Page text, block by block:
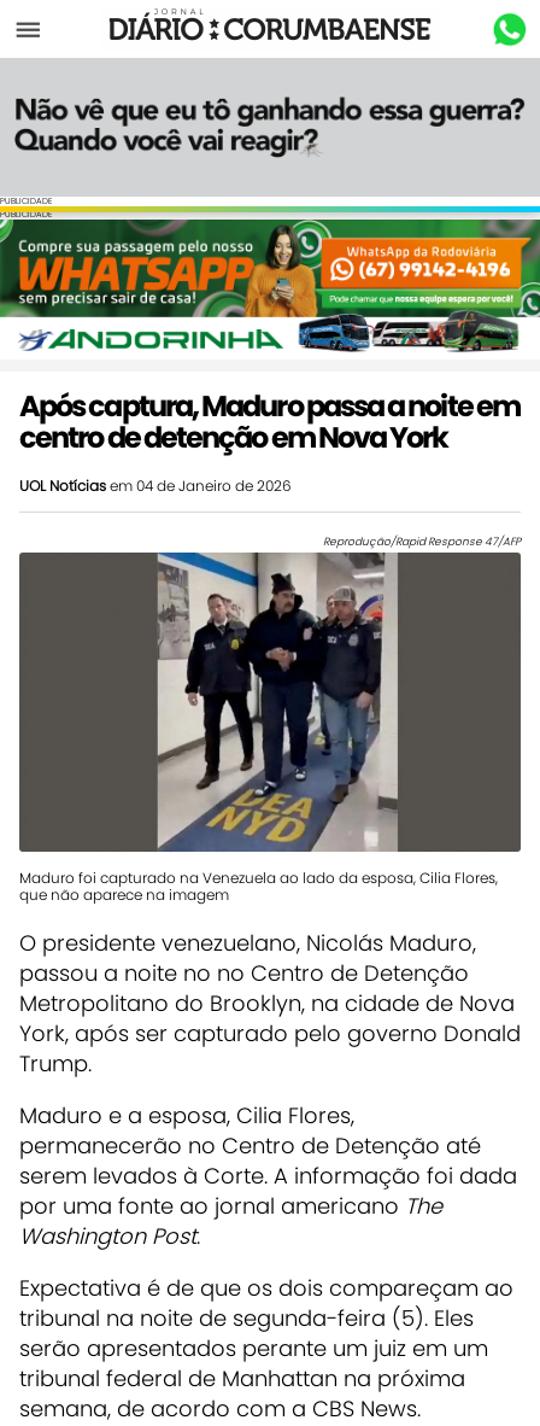
Menu
PUBLICIDADE
PUBLICIDADE
Após captura, Maduro passa a noite em
centro de detenção em Nova York
UOL Notíciasem 04 de Janeiro de 2026
Reprodução/Rapid Response 47/AFP
Maduro foi capturado na Venezuela ao lado da esposa, Cilia Flores,
que não aparece na imagem
O presidente venezuelano, Nicolás Maduro,
passou a noite no no Centro de Detenção
Metropolitano do Brooklyn, na cidade de Nova
York, após ser capturado pelo governo Donald
Trump.
Maduro e a esposa, Cilia Flores,
permanecerão no Centro de Detenção até
serem levados à Corte. A informação foi dada
por uma fonte ao jornal americano The
Washington Post.
Expectativa é de que os dois compareçam ao
tribunal na noite de segunda-feira (5). Eles
serão apresentados perante um juiz em um
tribunal federal de Manhattan na próxima
semana, de acordo com a CBS News.